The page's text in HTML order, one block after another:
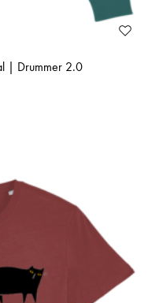
| Drummer 2.0